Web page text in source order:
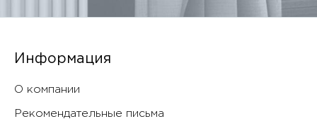
Информация
О компании
Рекомендательные письма